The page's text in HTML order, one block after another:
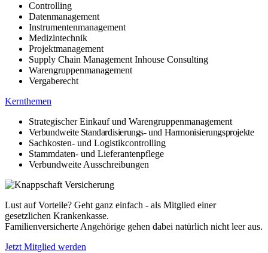
Controlling
Datenmanagement
Instrumentenmanagement
Medizintechnik
Projektmanagement
Supply Chain Management Inhouse Consulting
Warengruppenmanagement
Vergaberecht
Kernthemen
Strategischer Einkauf und Warengruppenmanagement
Verbundweite Standardisierungs- und Harmonisierungsprojekte
Sachkosten- und Logistikcontrolling
Stammdaten- und Lieferantenpflege
Verbundweite Ausschreibungen
Lust auf Vorteile? Geht ganz einfach - als Mitglied einer
gesetzlichen Krankenkasse.
Familienversicherte Angehörige gehen dabei natürlich nicht leer aus.
Jetzt Mitglied werden